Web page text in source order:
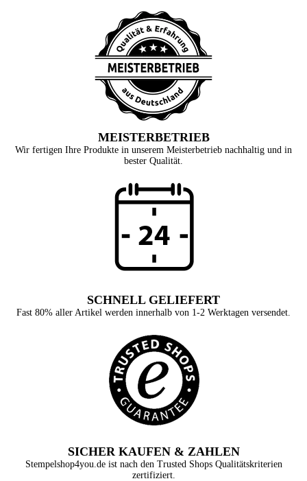
MEISTERBETRIEB
Wir fertigen Ihre Produkte in unserem Meisterbetrieb nachhaltig und in
bester Qualität.
SCHNELL GELIEFERT
Fast 80% aller Artikel werden innerhalb von 1-2 Werktagen versendet.
SICHER KAUFEN & ZAHLEN
Stempelshop4you.de ist nach den Trusted Shops Qualitätskriterien
zertifiziert.